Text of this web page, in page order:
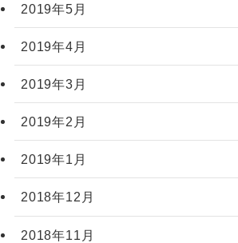
2019年5月
2019年4月
2019年3月
2019年2月
2019年1月
2018年12月
2018年11月